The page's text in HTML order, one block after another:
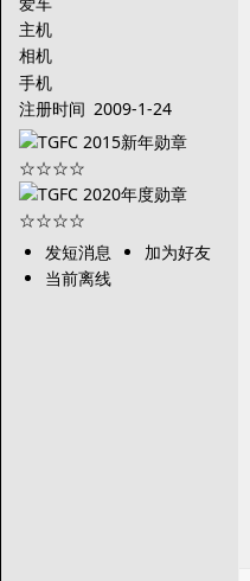
主机
相机
手机
注册时间 2009-1-24
发短消息
加为好友
当前离线